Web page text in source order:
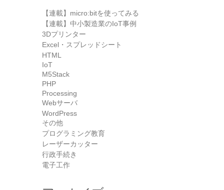
【連載】micro:bitを使ってみる
【連載】中小製造業のIoT事例
3Dプリンター
Excel・スプレッドシート
HTML
IoT
M5Stack
PHP
Processing
Webサーバ
WordPress
その他
プログラミング教育
レーザーカッター
行政手続き
電子工作